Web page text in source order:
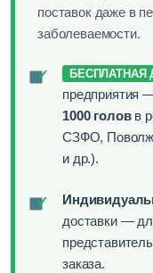
поставок даже в
заболеваемости.
✓ БЕСПЛАТНАЯ
предприятия
1000 головв
СЗФО,
и др.).
✓
доставки —
заказа.